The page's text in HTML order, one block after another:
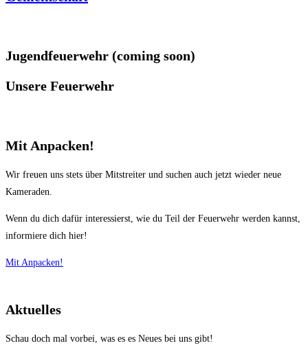
Jugendfeuerwehr (coming soon)
Unsere Feuerwehr
Mit Anpacken!
Wir freuen uns stets über Mitstreiter und suchen auch jetzt wieder neue
Kameraden.
Wenn du dich dafür interessierst, wie du Teil der Feuerwehr werden kannst,
informiere dich hier!
Mit Anpacken!
Aktuelles
Schau doch mal vorbei, was es es Neues bei uns gibt!